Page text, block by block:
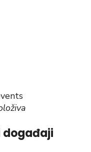
događaji